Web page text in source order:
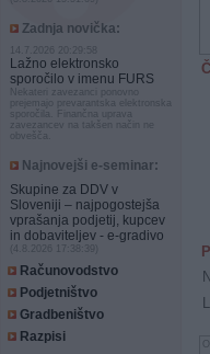
Zadnja novička:
14.7.2026 20:29:58
Lažno elektronsko
sporočilo v imenu FURS
Nekateri zavezanci ponovno
prejemajo prevarantska elektronska
sporočila. Finančna uprava
zavezancev na takšen način ne
obvešča.
Najnovejši e-seminar:
Skupine za DDV v
Sloveniji – najpogostejša
vprašanja podjetij, kupcev
in dobaviteljev - e-gradivo
(4.8.2026 17:38:39)
Računovodstvo
Podjetništvo
Gradbeništvo
Razpisi